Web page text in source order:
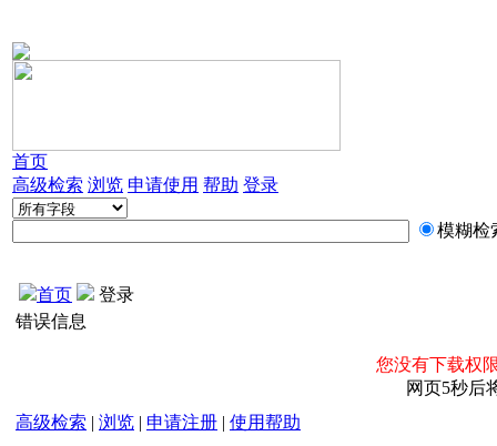
首页
高级检索 浏览 申请使用 帮助 登录
模糊检
首页
登录
错误信息
您没有下载权
网页5秒后
高级检索 | 浏览 | 申请注册 | 使用帮助